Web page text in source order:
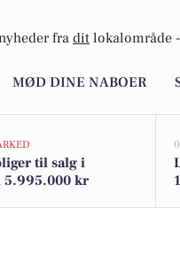
fra dit lokalområde -
MØD DINE NABOER
til salg i
5.995.000 kr